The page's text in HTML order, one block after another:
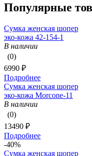
Популярные
Сумка женская шопер
эко-кожа 42-154-1
В наличии
(0)
6990 ₽
Подробнее
Сумка женская шопер
эко-кожа Morcone-11
В наличии
(0)
13490 ₽
Подробнее
-40%
Сумка женская шопер